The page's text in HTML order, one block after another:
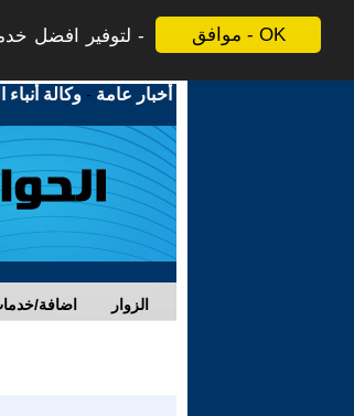
موافق - OK
لتوفير افضل
أخبار عامة -وكالة أنباء
اضافة/ الزوار